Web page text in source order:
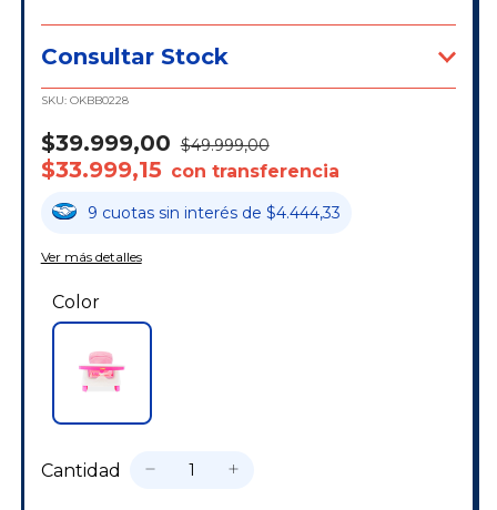
Consultar Stock
SKU: OKBB0228
$39.999,00 $49.999,00
$33.999,15 con transferencia
9 cuotas sin interés de $4.444,33
Ver más detalles
Color
Cantidad